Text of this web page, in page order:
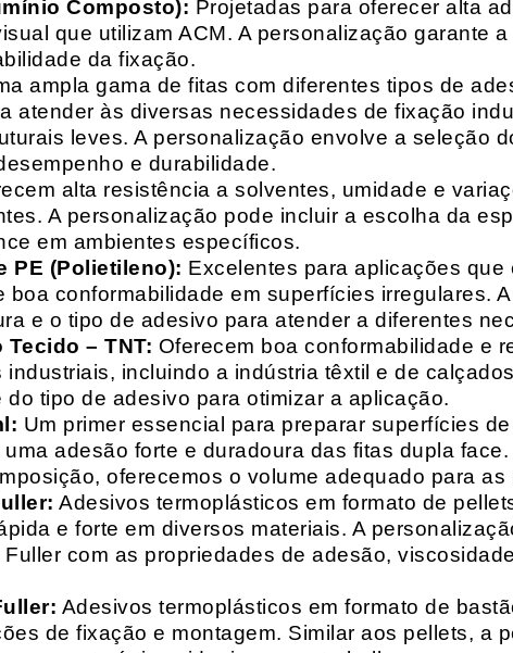
Composto): Projetadas para oferecer alta
que utilizam ACM. A personalização garante
da fixação.
ampla gama de fitas com diferentes tipos de
atender às diversas necessidades de fixação
leves. A personalização envolve a seleção
e durabilidade.
alta resistência a solventes, umidade e
A personalização pode incluir a escolha da
em ambientes específicos.
PE (Polietileno): Excelentes para aplicações
conformabilidade em superfícies irregulares.
e o tipo de adesivo para atender a diferentes
– TNT: Oferecem boa conformabilidade e
incluindo a indústria têxtil e de
tipo de adesivo para otimizar a aplicação.
Um primer essencial para preparar superfícies
adesão forte e duradoura das fitas dupla
oferecemos o volume adequado para
Adesivos termoplásticos em formato de
e forte em diversos materiais. A
com as propriedades de adesão,
Adesivos termoplásticos em formato de
de fixação e montagem. Similar aos pellets, a